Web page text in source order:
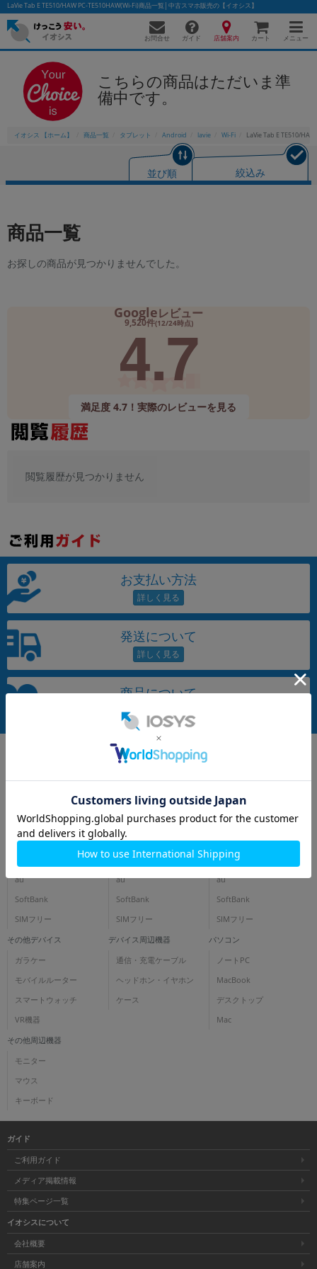
LaVie Tab E TE510/HAW PC-TE510HAW(Wi-Fi)商品一覧│中古スマホ販売の【イオシス】
お問合せ ガイド 店舗案内 カート メニュー
こちらの商品はただいま準
備中です。
イオシス 【ホーム】 商品一覧 タブレット Android lavie Wi-Fi LaVie Tab E TE510/
並び順 絞込み
商品一覧
お探しの商品が見つかりませんでした。
Googleレビュー
9,520件(12/24時点)
4.7
満足度 4.7！実際のレビューを見る
閲覧履歴が見つかりません
お支払い方法
発送について
商品について
iPhone
au
SoftBank
SIMフリー
スマートフォン
docomo
au
SoftBank
SIMフリー
タブレット
docomo
au
SoftBank
SIMフリー
その他デバイス
ガラケー
モバイルルーター
スマートウォッチ
VR機器
デバイス周辺機器
通信・充電ケーブル
ヘッドホン・イヤホン
ケース
パソコン
ノートPC
MacBook
デスクトップ
Mac
その他周辺機器
モニター
マウス
キーボード
ガイド
ご利用ガイド
メディア掲載情報
特集ページ一覧
イオシスについて
会社概要
店舗案内
かんたんパソコン検索に切り替える
カテゴリー
「スマートフォン」「タブレット」など
商品シリーズ名・ブランド名の絞り込み。
「iPhone」「Xperia」「Galaxy」など
商品の搭載機能による絞り込み
CPU
CPUの絞り込み
OS
OSの絞り込み
容量
円 ～
年 月 まで
各項目のチェックボックスは「or検索」となります。
ただし機能別のみ「and検索」となります。